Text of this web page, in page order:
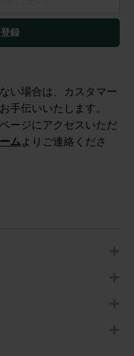
録
い場合は、カスタマー
手伝いいたします。
ージにアクセスいただ
ムよりご連絡くださ